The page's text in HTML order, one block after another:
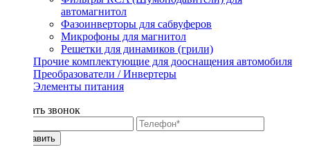
автомагнитол
Фазоинверторы для сабвуферов
Микрофоны для магнитол
Решетки для динамиков (грили)
Прочие комплектующие для дооснащения автомобиля
Преобразователи / Инвертеры
Элементы питания
Заказать звонок
Отправить